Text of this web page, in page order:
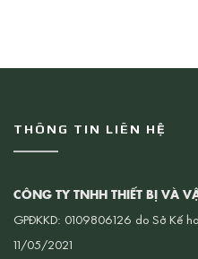
THÔNG TIN LIÊN HỆ
CÔNG TY TNHH THIẾT BỊ VÀ
GPĐKKD: 0109806126 do Sở Kế
11/05/2021